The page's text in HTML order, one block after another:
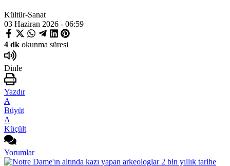
Kültür-Sanat
03 Haziran 2026 - 06:59
4 dk okunma süresi
Dinle
Yazdır
A
Büyüt
A
Küçült
Yorumlar